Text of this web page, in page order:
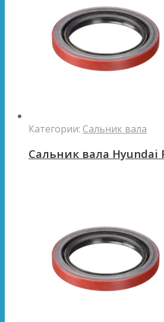
Категории: Сальник вала
Сальник вала Hyundai